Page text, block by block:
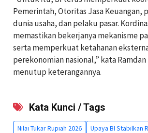
Pemerintah, Otoritas Jasa Keuangan,
dunia usaha, dan pelaku pasar.
memastikan bekerjanya mekanisme
serta memperkuat ketahanan
perekonomian nasional,” kata Ramdan
menutup keterangannya.
Kata Kunci / Tags
Nilai Tukar Rupiah 2026
Upaya BI Stabilkan